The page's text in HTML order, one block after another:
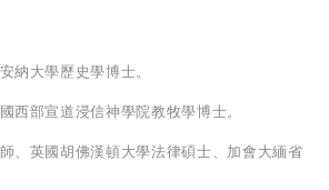
納大學歷史學博士。
西部宣道浸信神學院教牧學博士。
、英國胡佛漢頓大學法律碩士、加會大緬省